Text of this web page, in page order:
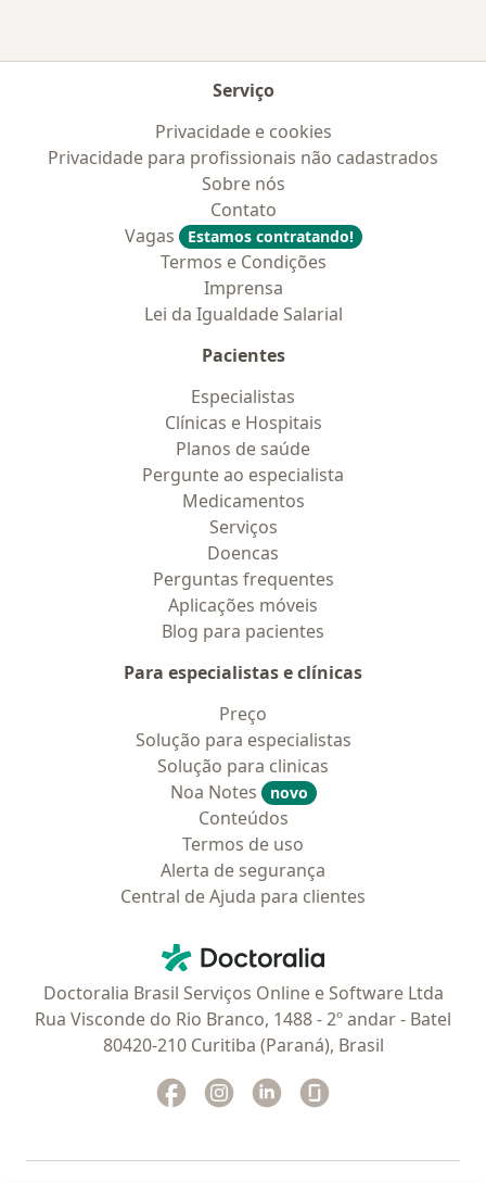
Serviço
Privacidade e cookies
Privacidade para profissionais não cadastrados
Sobre nós
Contato
Vagas
Estamos contratando!
Termos e Condições
Imprensa
Lei da Igualdade Salarial
Pacientes
Especialistas
Clínicas e Hospitais
Planos de saúde
Pergunte ao especialista
Medicamentos
Serviços
Doencas
Perguntas frequentes
Aplicações móveis
Blog para pacientes
Para especialistas e clínicas
Preço
Solução para especialistas
Solução para clinicas
Noa Notes
novo
Conteúdos
Termos de uso
Alerta de segurança
Central de Ajuda para clientes
Doctoralia - Homepage
Doctoralia Brasil Serviços Online e Software Ltda
Rua Visconde do Rio Branco, 1488 - 2º andar - Batel
80420-210 Curitiba (Paraná), Brasil
Facebook
abre num novo separador
Instagram
abre num novo separador
Linkedin
abre num novo